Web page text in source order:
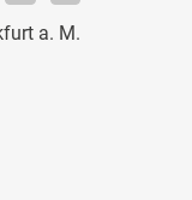
a. M.